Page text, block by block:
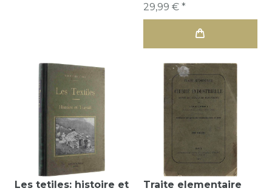
29,99 € *
Les tetiles: histoire et
Traite elementaire